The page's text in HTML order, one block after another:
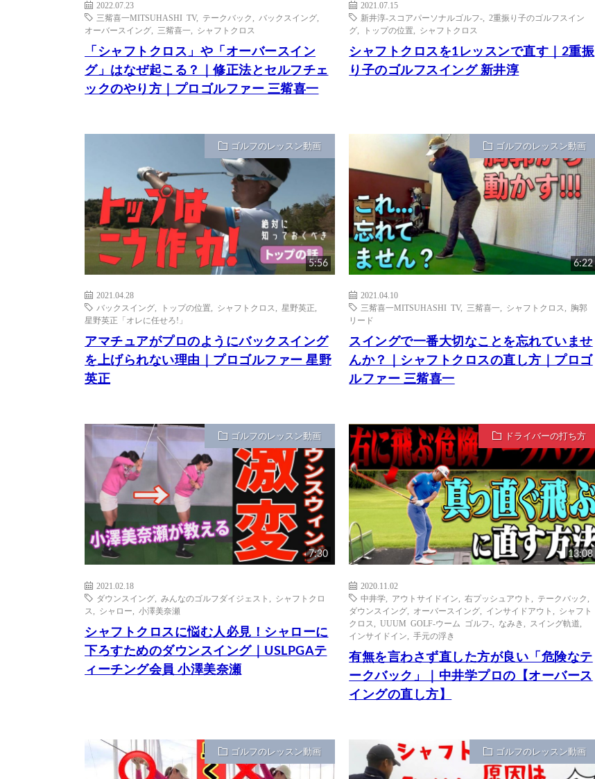
2022.07.23
三觜喜一MITSUHASHI TV, テークバック バックスイング
オーバースイング
三觜喜一 シャフトクロス
「シャフトクロス」や「オーバースイン
グ」はなぜ起こる？｜修正法とセルフチェ
ックのやり方｜プロゴルファー 三觜喜一
2021.07.15
新井淳-スコアパーソナルゴルフ- ,2重振り子のゴルフスイン
グ
トップの位置 シャフトクロス
シャフトクロスを1レッスンで直す｜2重振
り子のゴルフスイング 新井淳
ゴルフのレッスン動画
5:56
2021.04.28
バックスイング
トップの位置 シャフトクロス 星野英正
星野英正「オレに任せろ!」
アマチュアがプロのようにバックスイング
を上げられない理由｜プロゴルファー 星野
英正
ゴルフのレッスン動画
6:22
2021.04.10
三觜喜一MITSUHASHI TV, 三觜喜一 シャフトクロス
胸郭
リード
スイングで一番大切なことを忘れていませ
んか？｜シャフトクロスの直し方｜プロゴ
ルファー 三觜喜一
ゴルフのレッスン動画
7:30
2021.02.18
ダウンスイング
みんなのゴルフダイジェスト
シャフトクロ
ス
シャロー 小澤美奈瀬
シャフトクロスに悩む人必見！シャローに
下ろすためのダウンスイング｜USLPGAテ
ィーチング会員 小澤美奈瀬
ドライバーの打ち方
13:08
2020.11.02
中井学
アウトサイドイン ,右プッシュアウト テークバック
ダウンスイング
オーバースイング インサイドアウト
シャフト
クロス
,UUUM GOLF-ウーム ゴルフ- なみき スイング軌道
インサイドイン
,手元の浮き
有無を言わさず直した方が良い「危険なテ
ークバック」｜中井学プロの【オーバース
イングの直し方】
ゴルフのレッスン動画 ゴルフのレッスン動画